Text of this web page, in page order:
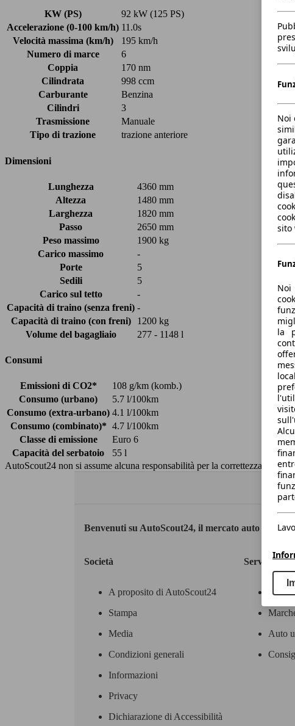
KW (PS)
92 kW (125 PS)
Accelerazione (0-100 km/h) 11.0s
Velocità massima (km/h)
195 km/h
Numero di marce
6
Coppia
170 nm
Cilindrata
998 ccm
Carburante
Benzina
Cilindri
3
Trasmissione
Manuale
Tipo di trazione
trazione anteriore
Dimensioni
Lunghezza
4360 mm
Altezza
1480 mm
Larghezza
1820 mm
Passo
2650 mm
Peso massimo
1900 kg
Carico massimo
-
Porte
5
Sedili
5
Carico sul tetto
-
Capacità di traino (senza freni) -
Capacità di traino (con freni)
1200 kg
Volume del bagagliaio
277 - 1148 l
Consumi
Emissioni di CO2*
108 g/km (komb.)
Consumo (urbano)
5.7 l/100km
Consumo (extra-urbano) 4.1 l/100km
Consumo (combinato)* 4.7 l/100km
Classe di emissione
Euro 6
Capacità del serbatoio
55 l
AutoScout24 non si assume alcuna responsabilità per la correttezza dei dati.
Benvenuti su AutoScout24, il mercato auto
Società
A proposito di AutoScout24
Stampa
Media
Condizioni generali
Informazioni
Privacy
Dichiarazione di Accessibilità
Servizi
Auto
Noi
sito
Noi
la